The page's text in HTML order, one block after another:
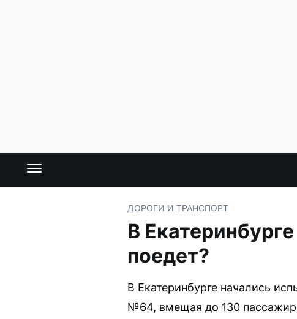
ДОРОГИ И ТРАНСПОРТ
В
поедет?
В Екатеринбурге начались
№64, вмещая до 130